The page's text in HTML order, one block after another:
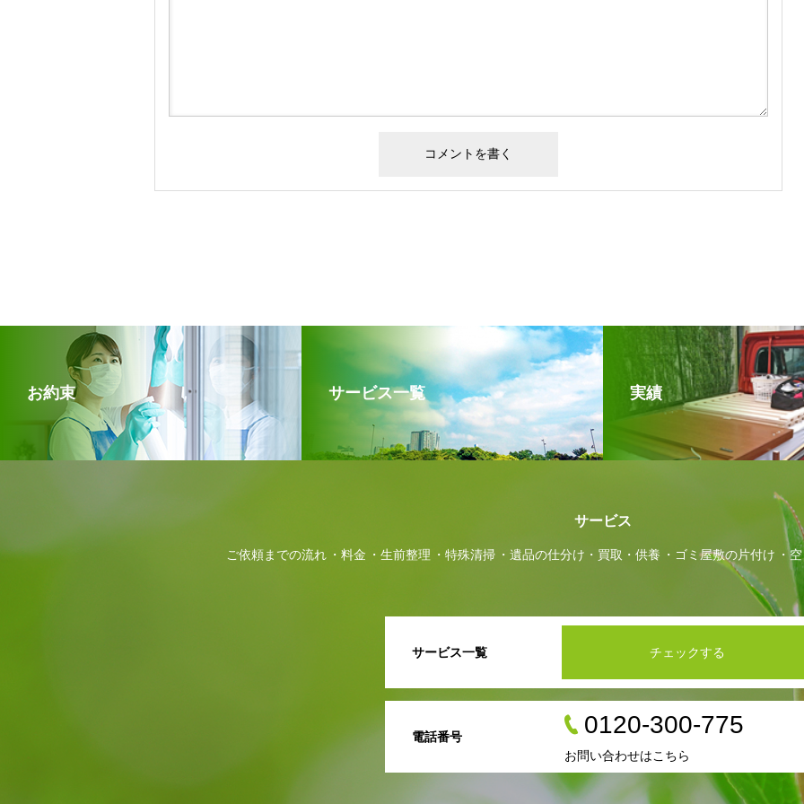
お約束 サービス一覧 実績
サービス
ご依頼までの流れ 料金 生前整理 特殊清掃 遺品の仕分け・買取・供養 ゴミ屋敷の片付け
サービス一覧 チェックする
電話番号 0120-300-775
お問い合わせはこちら